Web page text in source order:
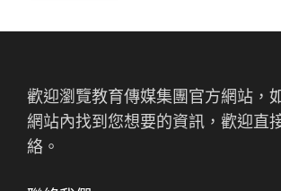
歡迎瀏覽教育傳媒集團官方網站，
網站內找到您想要的資訊，歡迎直
絡。